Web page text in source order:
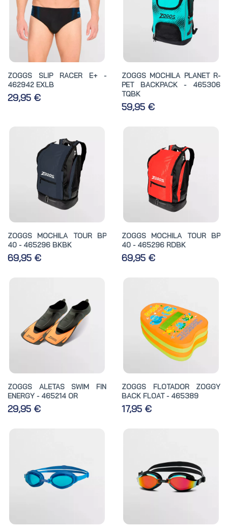
ZOGGS SLIP RACER E+ -
462942 EXLB
29,95 €
ZOGGS MOCHILA PLANET R-
PET BACKPACK - 465306
TQBK
59,95 €
ZOGGS MOCHILA TOUR BP
40 - 465296 BKBK
69,95 €
ZOGGS MOCHILA TOUR BP
40 - 465296 RDBK
69,95 €
ZOGGS ALETAS SWIM FIN
ENERGY - 465214 OR
29,95 €
ZOGGS FLOTADOR ZOGGY
BACK FLOAT - 465389
17,95 €